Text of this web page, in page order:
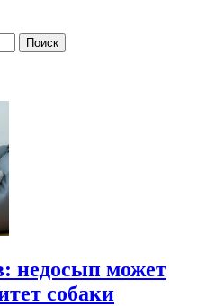
недосып может
собаки